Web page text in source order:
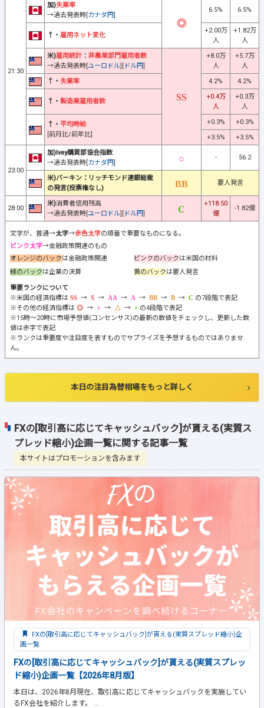
FXの[取引高に応じてキャッシュバック]が貰える(実質ス
プレッド縮小)企画一覧に関する記事一覧
本サイトはプロモーションを含みます
FXの[取引高に応じてキャッシュバック]が貰える(実質スプレッド縮小)企
画一覧
FXの[取引高に応じてキャッシュバック]が貰える(実質スプレッ
ド縮小)企画一覧【2026年8月版】
本日は、2026年8月現在、取引高に応じてキャッシュバックを実施してい
るFX会社を紹介します。 ...
21:30
加)失業率
→過去発表時[カナダ円]
6.5% 6.5%
↑・ 雇用ネット変化
+2.00万
人
+1.82万
人
米)雇用統計 ： 非農業部門雇用者数
→過去発表時[ユーロドル][ ドル円]
+8.0万
人
+5.7万
人
↑・ 失業率 4.2% 4.2%
↑・ 製造業雇用者数
+0.4万
人
+0.3万
人
↑・ 平均時給
[前月比/前年比]
+0.3%
+0.3%
+3.5%
+3.5%
23:00
加)Ivey購買部協会指数
→過去発表時[カナダ円]
- 56.2
米)バーキン：リッチモンド連銀総裁
の発言(投票権なし)
要人発言
28:00
米)消費者信用残高
→過去発表時[ユーロドル][ ドル円]
+118.50
億
-1.82億
文字が、普通→太字→赤色太字の順番で重要なものになる。
ピンク太字→金融政策関連のもの
オレンジのバックは金融政策関連 ピンクのバックは米国の材料
緑のバックは企業の決算 黄のバックは要人発言
重要ランクについて
※米国の経済指標は
→ → → → → →
の7段階で表記
※その他の経済指標は
→ → →
の4段階で表記
※15時～20時に市場予想値(コンセンサス)の最新の数値をチェックし、更新した数
値は赤字で表記
※ランクは重要度や注目度を表すものでサプライズを予想するものではありませ
ん。
本日の注目為替相場をもっと詳しく